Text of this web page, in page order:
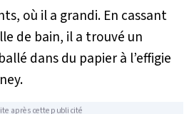
où il a grandi. En cassant
de bain, il a trouvé un
dans du papier à l’effigie
après cette publicité